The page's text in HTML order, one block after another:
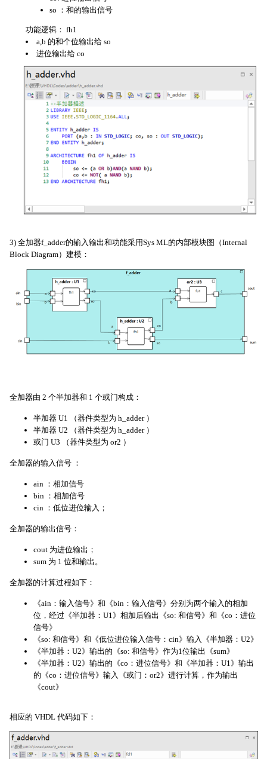
so ：和的输出信号
功能逻辑： fh1
a,b 的和个位输出给 so
进位输出给 co
3) 全加器f_adder的输入输出和功能采用Sys ML的内部模块图（Internal
Block Diagram）建模：
全加器由 2 个半加器和 1 个或门构成：
半加器 U1 （器件类型为 h_adder ）
半加器 U2 （器件类型为 h_adder ）
或门 U3 （器件类型为 or2 ）
全加器的输入信号 ：
ain ：相加信号
bin ：相加信号
cin ：低位进位输入；
全加器的输出信号：
cout 为进位输出；
sum 为 1 位和输出。
全加器的计算过程如下：
《ain：输入信号》和《bin：输入信号》分别为两个输入的相加
位，经过《半加器：U1》相加后输出《so: 和信号》和《co：进位
信号》
《so: 和信号》和《低位进位输入信号：cin》输入《半加器：U2》
《半加器：U2》输出的《so: 和信号》作为1位输出《sum》
《半加器：U2》输出的《co：进位信号》和《半加器：U1》输出
的《co：进位信号》输入《或门：or2》进行计算，作为输出
《cout》
相应的 VHDL 代码如下：